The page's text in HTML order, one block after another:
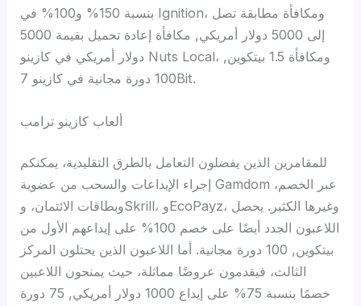
بنسبة 150% و100% في Ignition، ومكافأة مطابقة تصل
إلى 5000 دولار أمريكي, مكافأة إعادة تحميل بقيمة 5000
دولار أمريكي في كازينو Nuts Local، ومكافأة 1.5 بيتكوين,
100 دورة مجانية في كازينو 7Bit.
ألعاب كازينو ترامب
للمقامرين الذين يفضلون التعامل بالطرق التقليدية، يمكنكم
إجراء الإيداعات والسحب من عضوية Gamdom عبر الخصم،
وبطاقات الائتمان، وSkrill، وEcoPayz، وغيرها الكثير. يحصل
اللاعبون الجدد أيضًا على خصم 100% على إيداعهم الأول من
بيتكوين, 100 دورة مجانية. أما اللاعبون الذين يحتلون المركز
الثالث، فيقدمون عروضًا مماثلة، حيث يمنحون اللاعبين
خصمًا بنسبة 75% على إيداع 1000 دولار أمريكي, 75 دورة